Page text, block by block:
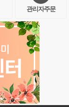
관리자주문